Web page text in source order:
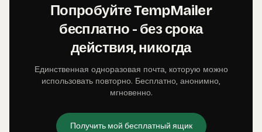
Попробуйте TempMailer
бесплатно - без срока
действия, никогда
Единственная одноразовая почта, которую можно
использовать повторно. Бесплатно, анонимно,
мгновенно.
Получить мой бесплатный ящик